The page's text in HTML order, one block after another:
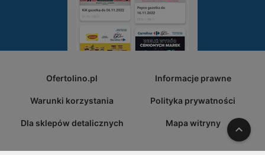
Ofertolino.pl Informacje prawne
Warunki korzystania Polityka prywatności
Dla sklepów detalicznych Mapa witryny W